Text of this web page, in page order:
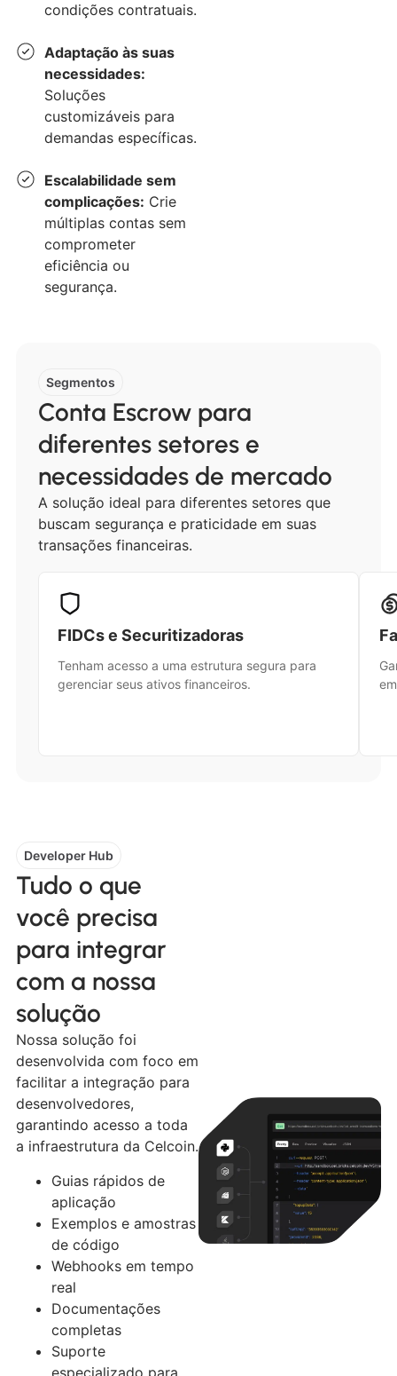
condições contratuais.
Adaptação às suas
necessidades:
Soluções
customizáveis para
demandas específicas.
Escalabilidade sem
complicações: Crie
múltiplas contas sem
comprometer
eficiência ou
segurança.
Segmentos
Conta Escrow para
diferentes setores e
necessidades de mercado
A solução ideal para diferentes setores que
buscam segurança e praticidade em suas
transações financeiras.
FIDCs e Securitizadoras
Tenham acesso a uma estrutura segura para
gerenciar seus ativos financeiros.
Developer Hub
Tudo o que
você precisa
para integrar
com a nossa
solução
Nossa solução foi
desenvolvida com foco em
facilitar a integração para
desenvolvedores,
garantindo acesso a toda
a infraestrutura da Celcoin.
Guias rápidos de
aplicação
Exemplos e amostras
de código
Webhooks em tempo
real
Documentações
completas
Suporte
especializado para